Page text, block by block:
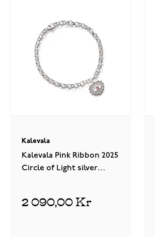
Kalevala
Kalevala Pink Ribbon 2025
Circle of Light silver
2 090,00 Kr